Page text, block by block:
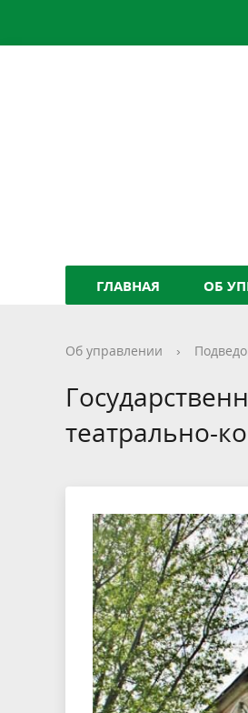
ГЛАВНАЯ ОБ
Об управлении ›
театрально-